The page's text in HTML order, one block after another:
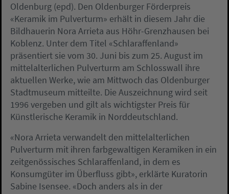
Oldenburg (epd). Den Oldenburger Förderpreis
«Keramik im Pulverturm» erhält in diesem Jahr die
Bildhauerin Nora Arrieta aus Höhr-Grenzhausen bei
Koblenz. Unter dem Titel «Schlaraffenland»
präsentiert sie vom 30. Juni bis zum 25. August im
mittelalterlichen Pulverturm am Schlosswall ihre
aktuellen Werke, wie am Mittwoch das Oldenburger
Stadtmuseum mitteilte. Die Auszeichnung wird seit
1996 vergeben und gilt als wichtigster Preis für
Künstlerische Keramik in Norddeutschland.
«Nora Arrieta verwandelt den mittelalterlichen
Pulverturm mit ihren farbgewaltigen Keramiken in ein
zeitgenössisches Schlaraffenland, in dem es
Konsumgüter im Überfluss gibt», erklärte Kuratorin
Sabine Isensee. «Doch anders als in der